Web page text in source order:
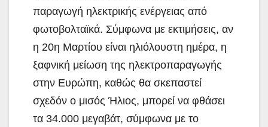
παραγωγή ηλεκτρικής ενέργειας από
φωτοβολταϊκά. Σύμφωνα με εκτιμήσεις, αν
η 20η Μαρτίου είναι ηλιόλουστη ημέρα, η
ξαφνική μείωση της ηλεκτροπαραγωγής
στην Ευρώπη, καθώς θα σκεπαστεί
σχεδόν ο μισός Ήλιος, μπορεί να φθάσει
τα 34.000 μεγαβάτ, σύμφωνα με το